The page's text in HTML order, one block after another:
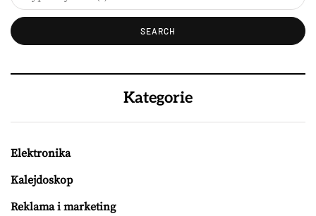
Kategorie
Elektronika
Kalejdoskop
Reklama i marketing